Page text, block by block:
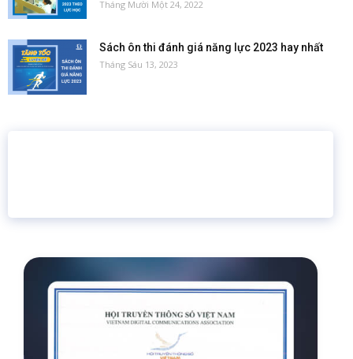
Tháng Mười Một 24, 2022
Sách ôn thi đánh giá năng lực 2023 hay nhất
Tháng Sáu 13, 2023